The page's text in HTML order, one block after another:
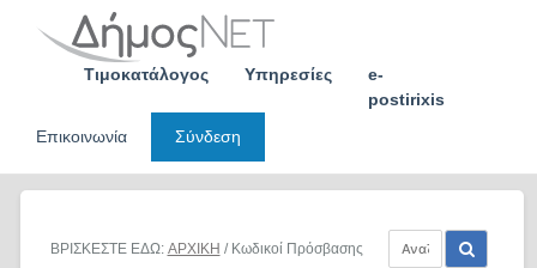
Τιμοκατάλογος Υπηρεσίες
e-
postirixis
Επικοινωνία
Σύνδεση
ΒΡΙΣΚΕΣΤΕ ΕΔΩ: ΑΡΧΙΚΗ / Κωδικοί Πρόσβασης